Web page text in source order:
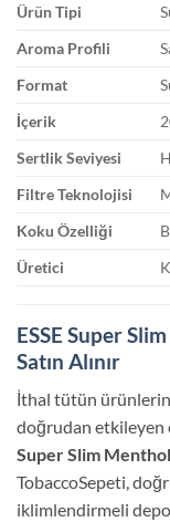
Ürün Tipi
Aroma Profili
Format
İçerik
Sertlik Seviyesi
Filtre Teknolojisi
Koku Özelliği
Üretici
ESSE Super
Satın Alınır
İthal tütün
doğrudan etkileyen
Super Slim
TobaccoSepeti,
iklimlendirmeli